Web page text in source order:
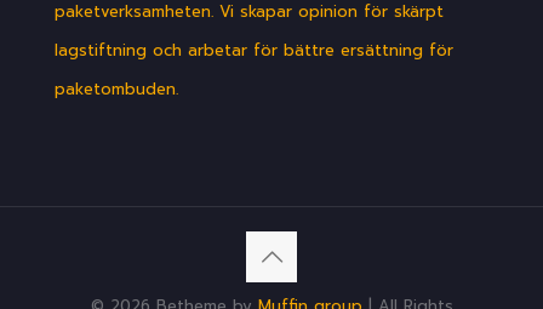
paketverksamheten. Vi skapar opinion för skärpt
lagstiftning och arbetar för bättre ersättning för
paketombuden.